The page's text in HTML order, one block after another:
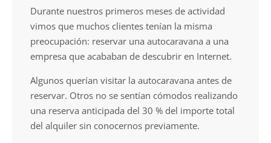
Durante nuestros primeros meses de actividad
vimos que muchos clientes tenían la misma
preocupación: reservar una autocaravana a una
empresa que acababan de descubrir en Internet.
Algunos querían visitar la autocaravana antes de
reservar. Otros no se sentían cómodos realizando
una reserva anticipada del 30 % del importe total
del alquiler sin conocernos previamente.